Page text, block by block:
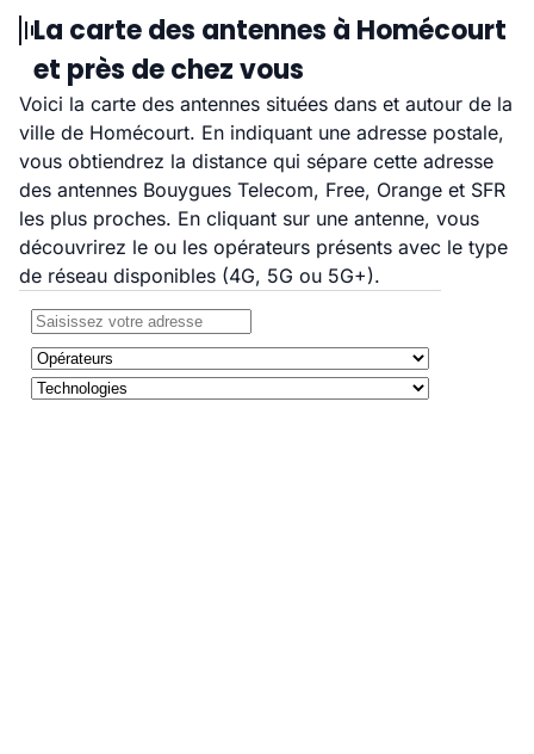
La carte des antennes à Homécourt
et près de chez vous
Voici la carte des antennes situées dans et autour de la
ville de Homécourt. En indiquant une adresse postale,
vous obtiendrez la distance qui sépare cette adresse
des antennes Bouygues Telecom, Free, Orange et SFR
les plus proches. En cliquant sur une antenne, vous
découvrirez le ou les opérateurs présents avec le type
de réseau disponibles (4G, 5G ou 5G+).